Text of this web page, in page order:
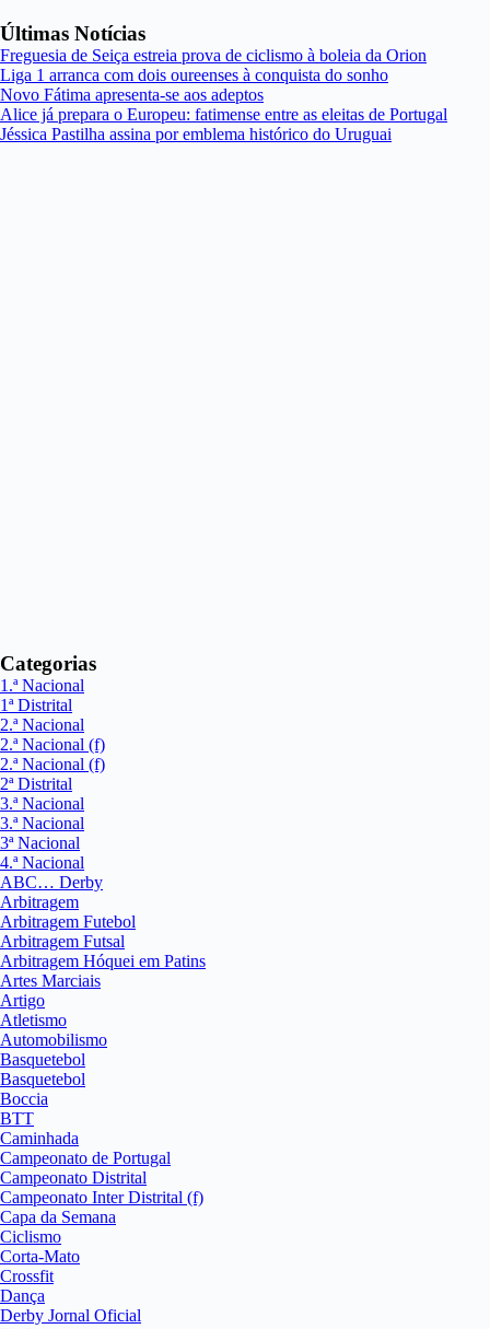
Últimas Notícias
Freguesia de Seiça estreia prova de ciclismo à boleia da Orion
Liga 1 arranca com dois oureenses à conquista do sonho
Novo Fátima apresenta-se aos adeptos
Alice já prepara o Europeu: fatimense entre as eleitas de Portugal
Jéssica Pastilha assina por emblema histórico do Uruguai
Categorias
1.ª Nacional
1ª Distrital
2.ª Nacional
2.ª Nacional (f)
2.ª Nacional (f)
2ª Distrital
3.ª Nacional
3.ª Nacional
3ª Nacional
4.ª Nacional
ABC… Derby
Arbitragem
Arbitragem Futebol
Arbitragem Futsal
Arbitragem Hóquei em Patins
Artes Marciais
Artigo
Atletismo
Automobilismo
Basquetebol
Basquetebol
Boccia
BTT
Caminhada
Campeonato de Portugal
Campeonato Distrital
Campeonato Inter Distrital (f)
Capa da Semana
Ciclismo
Corta-Mato
Crossfit
Dança
Derby Jornal Oficial